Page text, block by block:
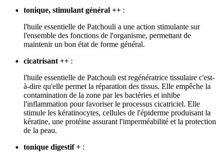
tonique, stimulant général ++ :
l'huile essentielle de Patchouli a une action stimulante sur
l'ensemble des fonctions de l'organisme, permettant de
maintenir un bon état de forme général.
cicatrisant ++ :
l'huile essentielle de Patchouli est regénératrice tissulaire c'est-
à-dire qu'elle permet la réparation des tissus. Elle empêche la
contamination de la zone par les bactéries et inhibe
l'inflammation pour favoriser le processus cicatriciel. Elle
stimule les kératinocytes, cellules de l'épiderme produisant la
kératine, une protéine assurant l'imperméabilité et la protection
de la peau.
tonique digestif + :